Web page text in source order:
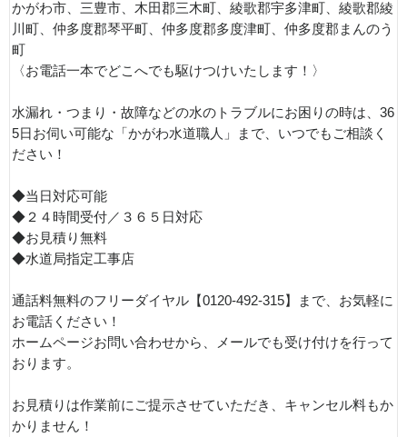
かがわ市、三豊市、木田郡三木町、綾歌郡宇多津町、綾歌郡綾
川町、仲多度郡琴平町、仲多度郡多度津町、仲多度郡まんのう
町
〈お電話一本でどこへでも駆けつけいたします！〉
水漏れ・つまり・故障などの水のトラブルにお困りの時は、36
5日お伺い可能な「かがわ水道職人」まで、いつでもご相談く
ださい！
◆当日対応可能
◆２４時間受付／３６５日対応
◆お見積り無料
◆水道局指定工事店
通話料無料のフリーダイヤル【0120-492-315】まで、お気軽に
お電話ください！
ホームページお問い合わせから、メールでも受け付けを行って
おります。
お見積りは作業前にご提示させていただき、キャンセル料もか
かりません！